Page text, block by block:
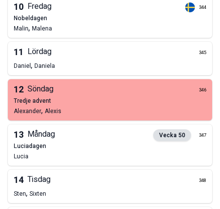
10 Fredag 344
nobeldagen
Malin, Malena
11 Lördag 345
Daniel, Daniela
12 Söndag 346
tredje advent
Alexander, Alexis
13 Måndag Vecka 50 347
Luciadagen
Lucia
14 Tisdag 348
Sten, Sixten